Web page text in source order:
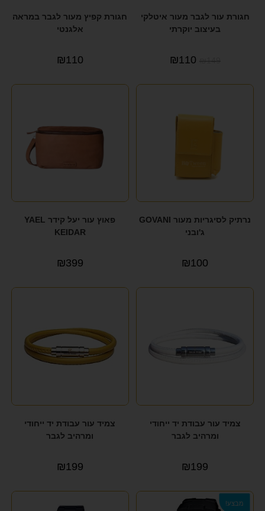
חגורת עור לגבר מעור איטלקי
בעיצוב יוקרתי
₪149
₪110
חגורת קפיץ מעור לגבר במראה
אלגנטי
₪110
נרתיק לסיגריות מעור GOVANI
ג'ובני
₪100
פאוץ עור יעל קידר YAEL
KEIDAR
₪399
צמיד עור עבודת יד ייחודי
ומרהיב לגבר
₪199
צמיד עור עבודת יד ייחודי
ומרהיב לגבר
₪199
מבצע!